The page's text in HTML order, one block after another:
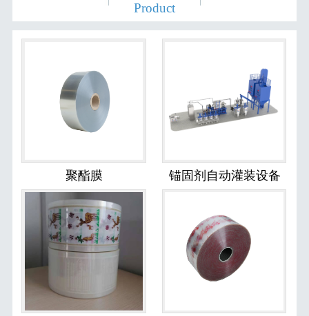
Product
聚酯膜 锚固剂自动灌装设备